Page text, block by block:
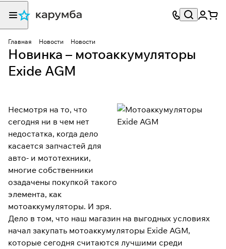
Главная Новости Новости
Новинка – мотоаккумуляторы
Exide AGM
Несмотря на то, что
сегодня ни в чем нет
недостатка, когда дело
касается запчастей для
авто- и мототехники,
многие собственники
озадачены покупкой такого
элемента, как
мотоаккумуляторы. И зря.
Дело в том, что наш магазин на выгодных условиях
начал закупать мотоаккумуляторы Exide AGM,
которые сегодня считаются лучшими среди